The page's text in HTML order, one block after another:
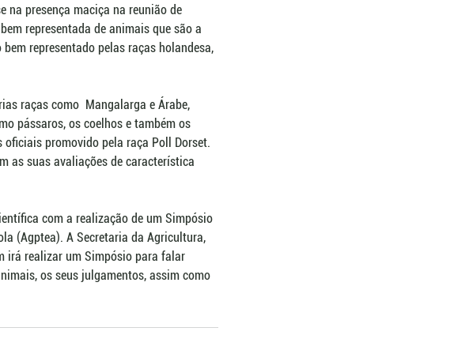
na presença maciça na reunião de
representada de animais que são a
representado pelas raças holandesa,
raças como  Mangalarga e Árabe,
pássaros, os coelhos e também os
promovido pela raça Poll Dorset.
as suas avaliações de característica
com a realização de um Simpósio
(Agptea). A Secretaria da Agricultura,
irá realizar um Simpósio para falar
os seus julgamentos, assim como